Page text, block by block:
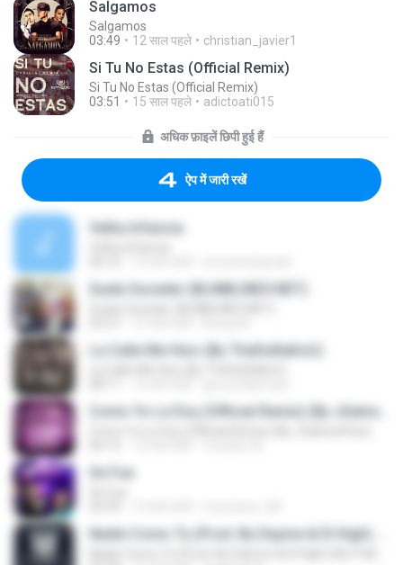
Salgamos
Salgamos
03:49
12 साल पहले christian_javier1
Si Tu No Estas (Official Remix)
Si Tu No Estas (Official Remix)
03:51
15 साल पहले adictoati015
अधिक फ़ाइलें छिपी हुई हैं
ऐप में जारी रखें
Velha Infancia
Suele Suceder (BLINBLINEO.NET)
La Calle Me Hizo (By TheDuRaKoU)
Se Fue